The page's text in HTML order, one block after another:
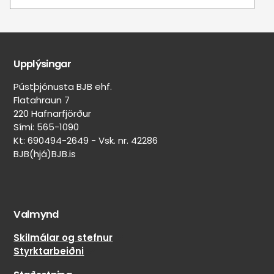
Upplýsingar
Pústþjónusta BJB ehf.
Flatahraun 7
220 Hafnarfjörður
Sími: 565-1090
Kt: 690494-2649 - Vsk. nr. 42286
BJB(hjá)BJB.is
Valmynd
Skilmálar og stefnur
Styrktarbeiðni